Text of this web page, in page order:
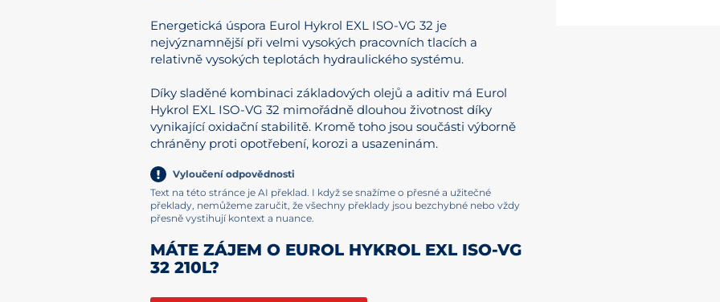
Energetická úspora Eurol Hykrol EXL ISO-VG 32 je
nejvýznamnější při velmi vysokých pracovních tlacích a
relativně vysokých teplotách hydraulického systému.
Díky sladěné kombinaci základových olejů a aditiv má Eurol
Hykrol EXL ISO-VG 32 mimořádně dlouhou životnost díky
vynikající oxidační stabilitě. Kromě toho jsou součásti výborně
chráněny proti opotřebení, korozi a usazeninám.
Vyloučení odpovědnosti
Text na této stránce je AI překlad. I když se snažíme o přesné a užitečné
překlady, nemůžeme zaručit, že všechny překlady jsou bezchybné nebo vždy
přesně vystihují kontext a nuance.
MÁTE ZÁJEM O EUROL HYKROL EXL ISO-VG
32 210L?